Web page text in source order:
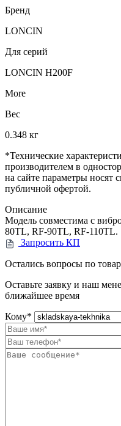
Бренд
LONCIN
Для серий
LONCIN H200F
More
Вес
0.348 кг
*Технические
производителем в
на сайте параметры носят
публичной офертой.
Описание
Модель совместима с
80TL, RF-90TL, RF-110TL.
Запросить КП
Остались вопросы по
Оставьте заявку и наш
ближайшее время
Кому*